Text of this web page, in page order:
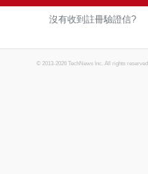
沒有收到註冊驗證信?
© 2013-2026 TechNews Inc. All rights reserved.